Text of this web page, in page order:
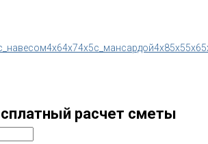
4x64x74x5с_мансардой4x85x55x6
расчет сметы